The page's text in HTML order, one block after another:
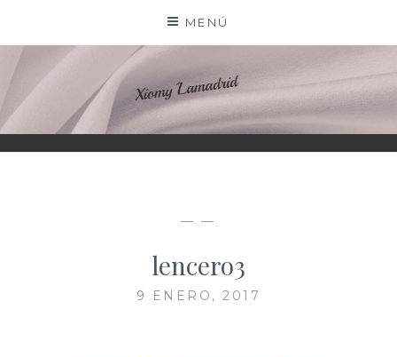
contenido
MENÚ
XIOMY LAMADRID
— —
lencero3
9 ENERO, 2017